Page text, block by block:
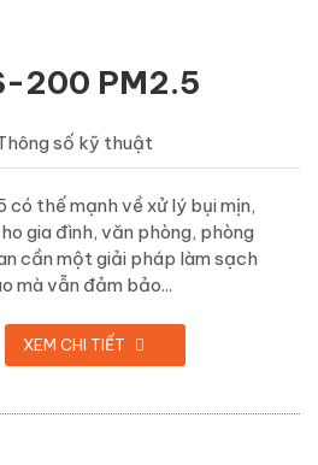
200 PM2.5
số kỹ thuật
thế mạnh về xử lý bụi mịn,
gia đình, văn phòng, phòng
cần một giải pháp làm sạch
mà vẫn đảm bảo...
XEM CHI TIẾT